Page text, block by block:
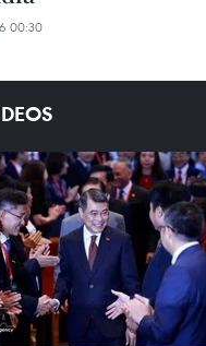
00:30